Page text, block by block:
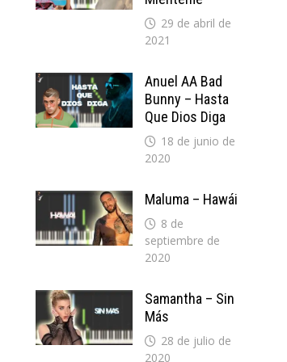
29 de abril de
2021
Anuel AA Bad
Bunny – Hasta
Que Dios Diga
18 de junio de
2020
Maluma – Hawái
8 de
septiembre de
2020
Samantha – Sin
Más
28 de julio de
2020